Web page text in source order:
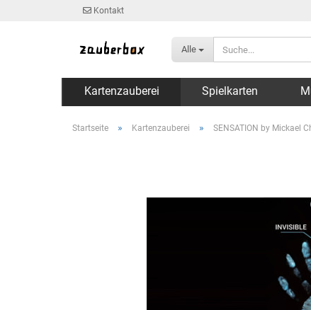
Kontakt
Alle
Kartenzauberei Spielkarten
Startseite » Kartenzauberei » SENSATION by Mickael